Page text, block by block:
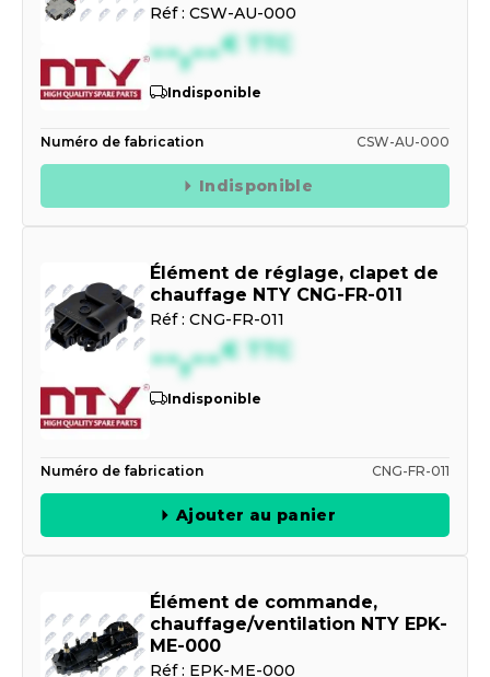
Réf : CSW-AU-000
--,--€ TTC
Indisponible
Numéro de fabrication CSW-AU-000
Indisponible
Élément de réglage, clapet de
chauffage NTY CNG-FR-011
Réf : CNG-FR-011
--,--€ TTC
Indisponible
Numéro de fabrication CNG-FR-011
Ajouter au panier
Élément de commande,
chauffage/ventilation NTY EPK-
ME-000
Réf : EPK-ME-000